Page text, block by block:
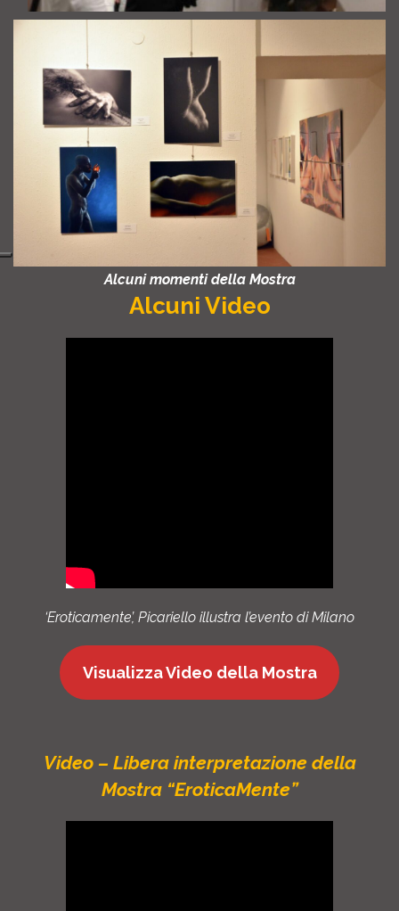
Alcuni momenti della Mostra
Alcuni Video
‘Eroticamente’, Picariello illustra l’evento di Milano
Visualizza Video della Mostra
Video – Libera interpretazione della
Mostra“EroticaMente”